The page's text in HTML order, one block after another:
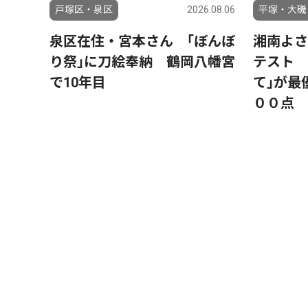
戸塚区・泉区 2026.08.06
泉区在住・宮本さん ｢ぼんぼ
り祭｣に刀絵奉納 鶴岡八幡宮
で10年目
平塚・大
湘南よ
テスト
て｣が
００点